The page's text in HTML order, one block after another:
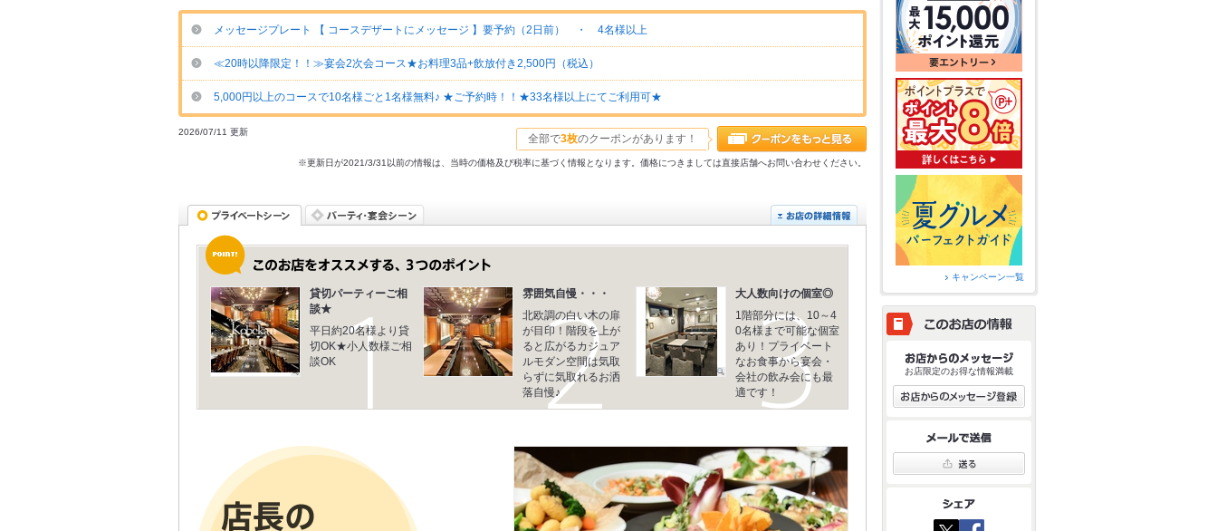
メッセージプレート 【 コースデザートにメッセージ 】要予約（2日前） ・ 4名様以上
≪20時以降限定！！≫宴会2次会コース★お料理3品+飲放付き2,500円（税込）
5,000円以上のコースで10名様ごと1名様無料♪ ★ご予約時！！★33名様以上にてご利用可★
全部で3枚のクーポンがあります！
2026/07/11 更新
※更新日が2021/3/31以前の情報は、当時の価格及び税率に基づく情報となります。価格につきましては直接店舗へお問い合わせください。
貸切パーティーご相
談★
平日約20名様より貸
切OK★小人数様ご相
談OK
雰囲気自慢・・・
北欧調の白い木の扉
が目印！階段を上が
ると広がるカジュア
ルモダン空間は気取
らずに気取れるお洒
落自慢♪
大人数向けの個室◎
1階部分には、10～4
0名様まで可能な個室
あり！プライベート
なお食事から宴会・
会社の飲み会にも最
適です！
キャンペーン一覧
お店限定のお得な情報満載